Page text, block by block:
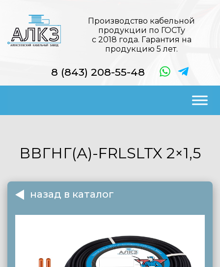
Производство кабельной
продукции по ГОСТу
с 2018 года. Гарантия на
продукцию 5 лет.
8 (843) 208-55-48
ВВГНГ(А)-FRLSLTX 2×1,5
назад в каталог